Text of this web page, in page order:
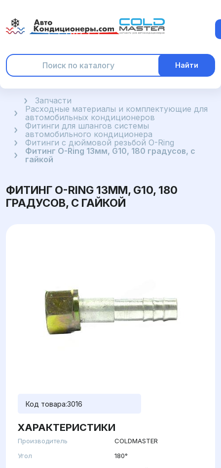
Найти
ГлавнаяЗапчасти
Расходные материалы и комплектующие для
автомобильных кондиционеров
Фитинги для шлангов системы
автомобильного кондиционера
Фитинги с дюймовой резьбой O-Ring
Фитинг O-Ring 13мм, G10, 180 градусов, с
гайкой
ФИТИНГ O-RING 13ММ, G10, 180
ГРАДУСОВ, С ГАЙКОЙ
Код товара:3016
ХАРАКТЕРИСТИКИ
Производитель
COLDMASTER
Угол
180°